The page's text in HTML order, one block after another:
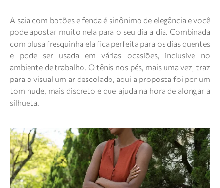
A saia com botões e fenda é sinônimo de elegância e você
pode apostar muito nela para o seu dia a dia. Combinada
com blusa fresquinha ela fica perfeita para os dias quentes
e pode ser usada em várias ocasiões, inclusive no
ambiente de trabalho. O tênis nos pés, mais uma vez, traz
para o visual um ar descolado, aqui a proposta foi por um
tom nude, mais discreto e que ajuda na hora de alongar a
silhueta.